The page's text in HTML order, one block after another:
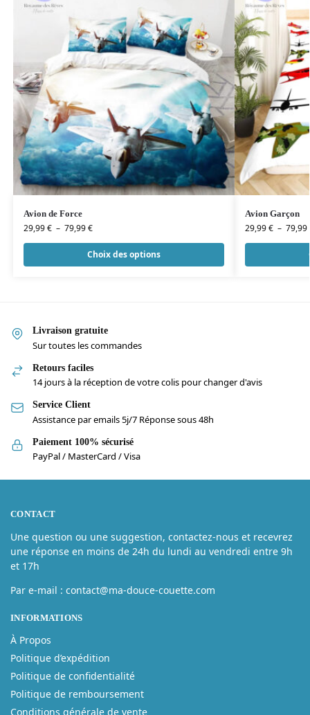
Avion de Force
29,99€ – 79,99€
Choix des options
Avion Garçon
29,99€ – 79,99
Livraison gratuite
Sur toutes les commandes
Retours faciles
14 jours à la réception de votre colis pour changer d'avis
Service Client
Assistance par emails 5j/7 Réponse sous 48h
Paiement 100% sécurisé
PayPal / MasterCard / Visa
CONTACT
Une question ou une suggestion, contactez-nous et recevrez
une réponse en moins de 24h du lundi au vendredi entre 9h
et 17h
Par e-mail : contact@ma-douce-couette.com
INFORMATIONS
À Propos
Politique d’expédition
Politique de confidentialité
Politique de remboursement
Conditions générale de vente